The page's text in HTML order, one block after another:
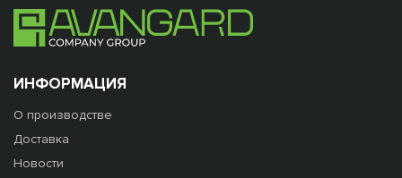
ИНФОРМАЦИЯ
О производстве
Доставка
Новости